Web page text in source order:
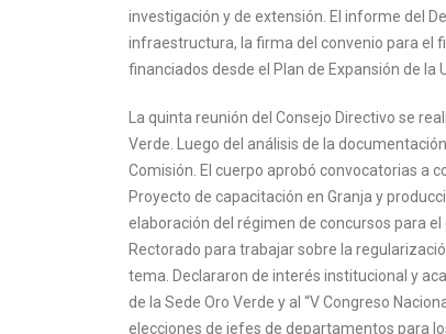
investigación y de extensión. El informe del
infraestructura, la firma del convenio para el
financiados desde el Plan de Expansión de la
La quinta reunión del Consejo Directivo se
Verde. Luego del análisis de la
Comisión. El cuerpo aprobó convocatorias a
Proyecto de capacitación en Granja y
elaboración del régimen de concursos para
Rectorado para trabajar sobre la
tema. Declararon de interés institucional y
de la Sede Oro Verde y al “V Congreso
elecciones de jefes de departamentos para